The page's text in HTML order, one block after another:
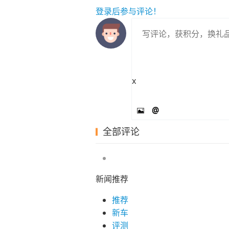
登录后参与评论！
x
@
全部评论
新闻推荐
推荐
新车
评测